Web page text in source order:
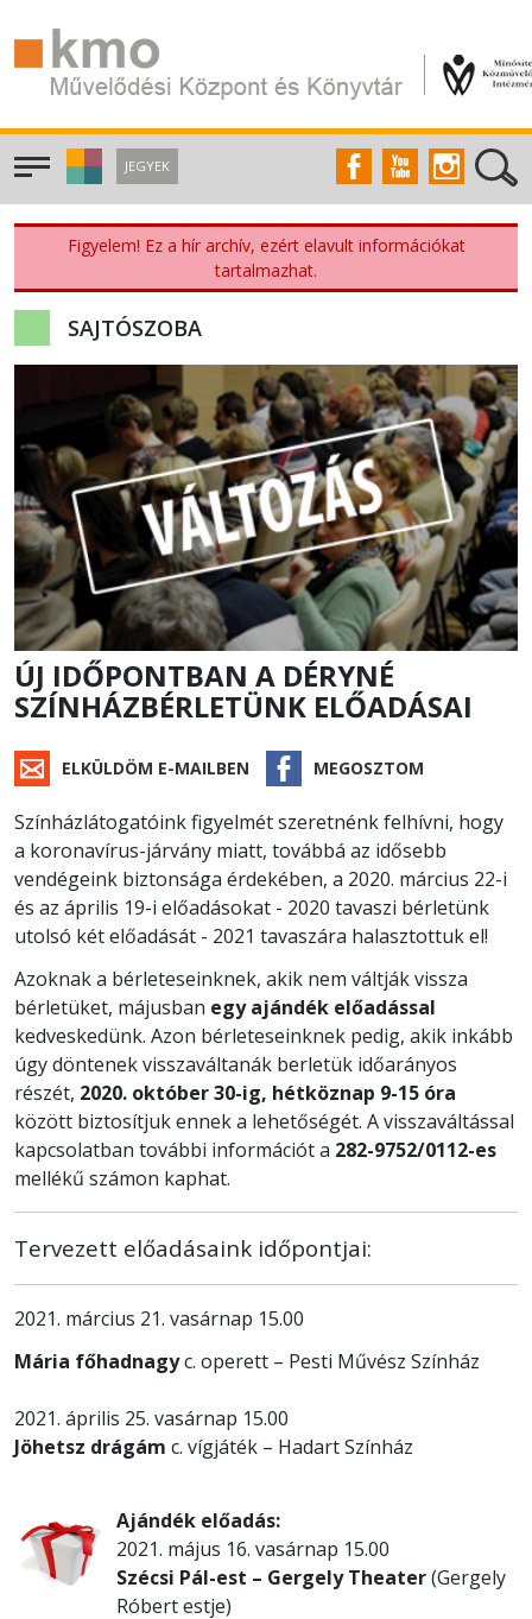
JEGYEK
Figyelem! Ez a hír archív, ezért elavult információkat
tartalmazhat.
SAJTÓSZOBA
ÚJ IDŐPONTBAN A DÉRYNÉ
SZÍNHÁZBÉRLETÜNK ELŐADÁSAI
ELKÜLDÖM E-MAILBEN MEGOSZTOM
Színházlátogatóink figyelmét szeretnénk felhívni, hogy
a koronavírus-járvány miatt, továbbá az idősebb
vendégeink biztonsága érdekében, a 2020. március 22-i
és az április 19-i előadásokat - 2020 tavaszi bérletünk
utolsó két előadását - 2021 tavaszára halasztottuk el!
Azoknak a bérleteseinknek, akik nem váltják vissza
bérletüket, májusban egy ajándék előadással
kedveskedünk. Azon bérleteseinknek pedig, akik inkább
úgy döntenek visszaváltanák berletük időarányos
részét, 2020. október 30-ig, hétköznap 9-15 óra
között biztosítjuk ennek a lehetőségét. A visszaváltással
kapcsolatban további információt a 282-9752/0112-es
mellékű számon kaphat.
Tervezett előadásaink időpontjai:
2021. március 21. vasárnap 15.00
Mária főhadnagyc. operett – Pesti Művész Színház
2021. április 25. vasárnap 15.00
Jöhetsz drágám c. vígjáték – Hadart Színház
Ajándék előadás:
2021. május 16. vasárnap 15.00
Szécsi Pál-est – Gergely Theater(Gergely
Róbert estje)